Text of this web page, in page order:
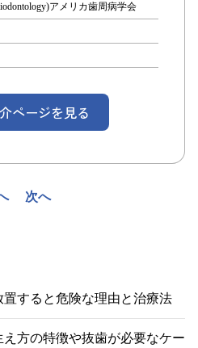
アメリカ歯周病学会
ページを見る
次へ
すると危険な理由と治療法
方の特徴や抜歯が必要なケー